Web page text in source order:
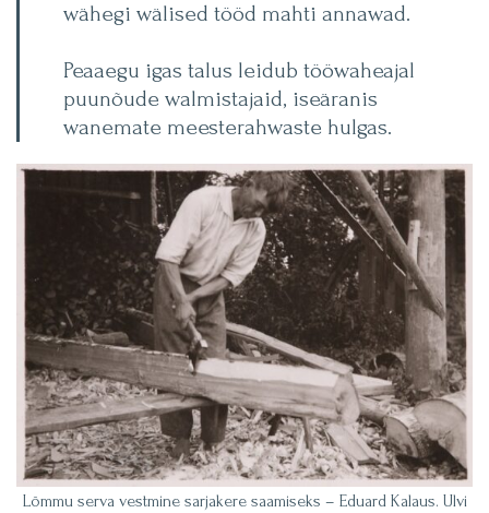
wähegi wälised tööd mahti annawad.
Peaaegu igas talus leidub tööwaheajal
puunõude walmistajaid, iseäranis
wanemate meesterahwaste hulgas.
Lõmmu serva vestmine sarjakere saamiseks – Eduard Kalaus. Ulvi